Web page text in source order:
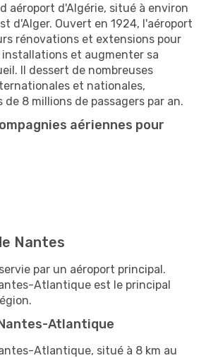
aéroport d'Algérie, situé à environ
d'Alger. Ouvert en 1924, l'aéroport
rénovations et extensions pour
installations et augmenter sa
Il dessert de nombreuses
et nationales,
8 millions de passagers par an.
aériennes pour
Nantes
par un aéroport principal.
Atlantique est le principal
Atlantique
Atlantique, situé à 8 km au